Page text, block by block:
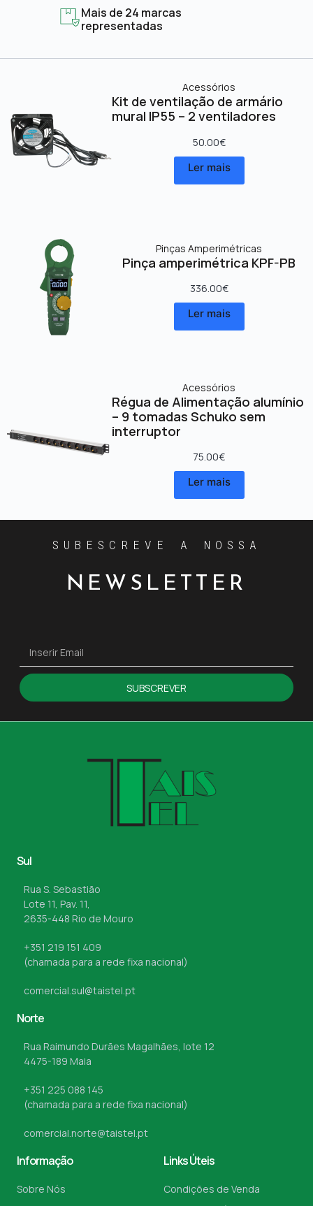
Mais de 24 marcas
representadas
Acessórios
Kit de ventilação de armário
mural IP55 – 2 ventiladores
50.00€
Ler mais
Pinças Amperimétricas
Pinça amperimétrica KPF-PB
336.00€
Ler mais
Acessórios
Régua de Alimentação alumínio
– 9 tomadas Schuko sem
interruptor
75.00€
Ler mais
SUBESCREVE A NOSSA
NEWSLETTER
SUBSCREVER
Sul
Rua S. Sebastião
Lote 11, Pav. 11,
2635-448 Rio de Mouro
+351 219 151 409
(chamada para a rede fixa nacional)
comercial.sul@taistel.pt
Norte
Rua Raimundo Durães Magalhães, lote 12
4475-189 Maia
+351 225 088 145
(chamada para a rede fixa nacional)
comercial.norte@taistel.pt
Informação
Sobre Nós
Links Úteis
Condições de Venda